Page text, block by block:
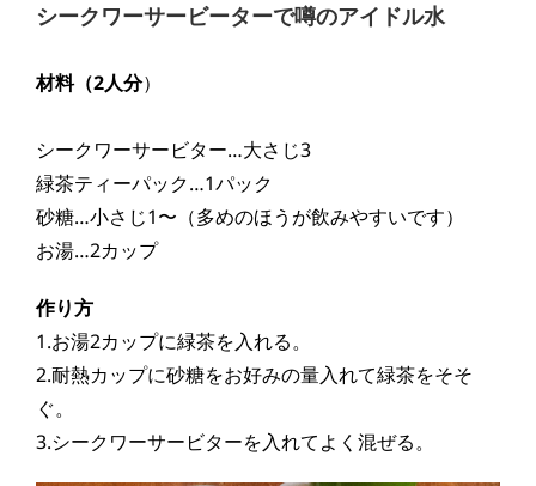
シークワーサービーターで噂のアイドル水
材料（2人分）
シークワーサービター…大さじ3
緑茶ティーパック…1パック
砂糖…小さじ1〜（多めのほうが飲みやすいです）
お湯…2カップ
作り方
1.お湯2カップに緑茶を入れる。
2.耐熱カップに砂糖をお好みの量入れて緑茶をそそ
ぐ。
3.シークワーサービターを入れてよく混ぜる。